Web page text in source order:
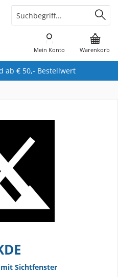
ab € 50,- Bestellwert
Warenkorb
Mein Konto
Sichtfenster